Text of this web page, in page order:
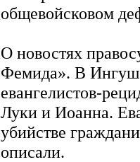
общевойсковом
О новостях
Фемида». В
евангелистов-
Луки и Иоанна.
убийстве
описали.